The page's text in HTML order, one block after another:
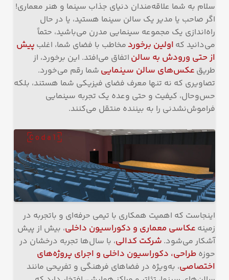
سلام به شما علاقه‌مندان دنیای جذاب سینما و هنر معماری!
اگر صاحب یا مدیر یک سالن سینما هستید، یا در حال
راه‌اندازی یک مجموعه سینمایی مدرن می‌باشید، حتماً
می‌دانید که اولین برخوردمخاطب با فضای شما، اغلب پیش
از حتی ورودش به سالن اتفاق می‌افتد. این برخورد، از
طریق عکس‌های سالن سینمایی شما رقم می‌خورد.
تصاویری که نه تنها معرف فضای فیزیکی شما هستند، بلکه
حس‌و‌حال، کیفیت و حتی وعده یک تجربه سینمایی
فراموش‌نشدنی را به بیننده منتقل می‌کنند.
اینجاست که اهمیت همکاری با تیمی حرفه‌ای و باتجربه در
زمینه عکاسی معماری و دکوراسیون داخلی، بیش از پیش
آشکار می‌شود. شرکت کدالی، با سال‌ها تجربه درخشان در
حوزه طراحی، دکوراسیون داخلی و اجرای پروژه‌های
اختصاصی، به‌ویژه در فضاهای فرهنگی و تفریحی مانند